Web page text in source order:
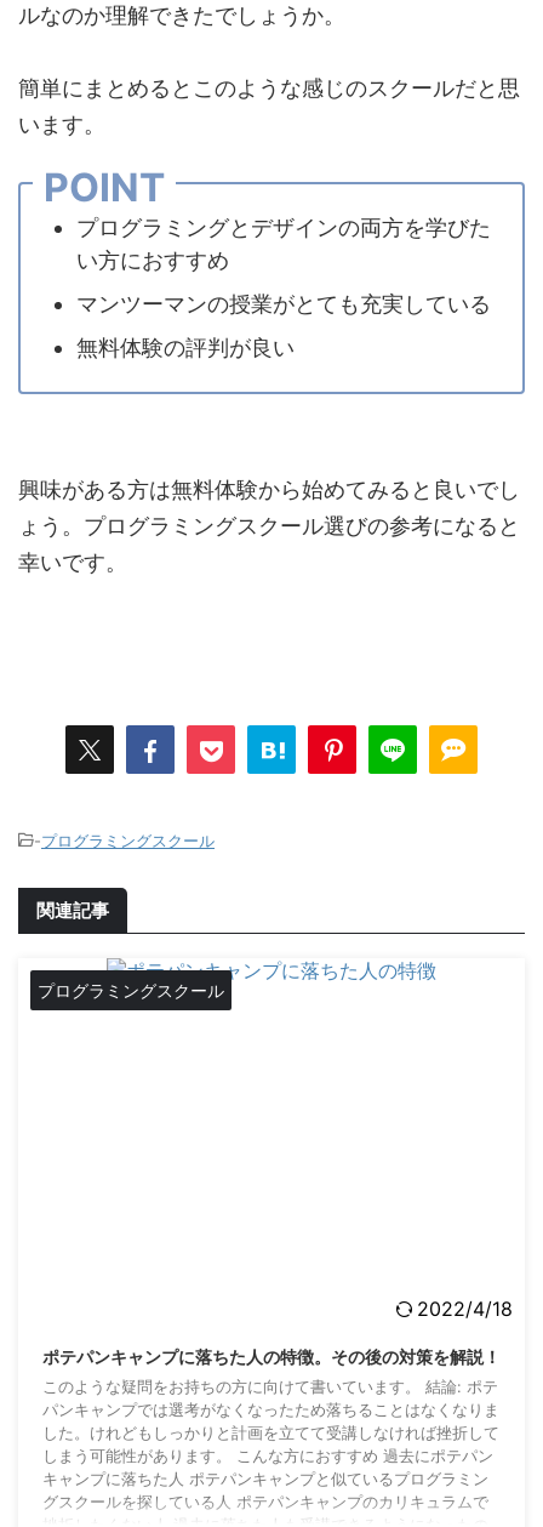
ルなのか理解できたでしょうか。
簡単にまとめるとこのような感じのスクールだと思
います。
POINT
プログラミングとデザインの両方を学びた
い方におすすめ
マンツーマンの授業がとても充実している
無料体験の評判が良い
興味がある方は無料体験から始めてみると良いでし
ょう。プログラミングスクール選びの参考になると
幸いです。
-プログラミングスクール
関連記事
プログラミングスクール
2022/4/18
ポテパンキャンプに落ちた人の特徴。その後の対策を解説！
このような疑問をお持ちの方に向けて書いています。 結論: ポテ
パンキャンプでは選考がなくなったため落ちることはなくなりま
した。けれどもしっかりと計画を立てて受講しなければ挫折して
しまう可能性があります。 こんな方におすすめ 過去にポテパン
キャンプに落ちた人 ポテパンキャンプと似ているプログラミン
グスクールを探している人 ポテパンキャンプのカリキュラムで